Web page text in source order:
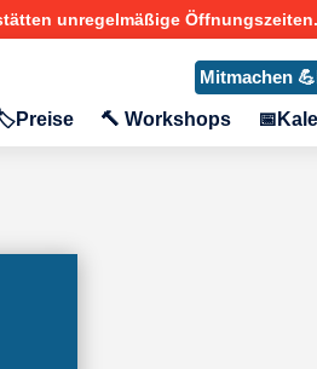
Mitmachen
🔨 Workshops